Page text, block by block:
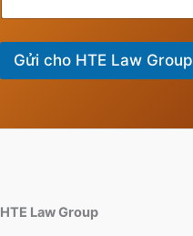
Gửi cho HTE Law Group
HTE Law Group